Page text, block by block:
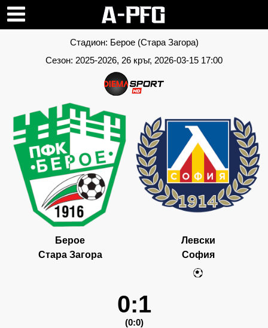
Стадион: Берое (Стара Загора)
Сезон: 2025-2026, 26 кръг, 2026-03-15 17:00
Берое
Стара Загора
Левски
София
0:1
(0:0)